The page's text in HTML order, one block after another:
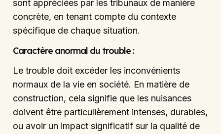
sont appréciées par les tribunaux de manière
concrète, en tenant compte du contexte
spécifique de chaque situation.
Caractère anormal du trouble :
Le trouble doit excéder les inconvénients
normaux de la vie en société. En matière de
construction, cela signifie que les nuisances
doivent être particulièrement intenses, durables,
ou avoir un impact significatif sur la qualité de